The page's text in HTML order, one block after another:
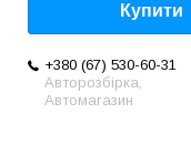
Купити
+380 (67) 530-60-31
Авторозбірка,
Автомагазин